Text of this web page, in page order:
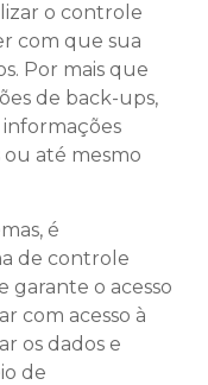
o controle
com que sua
Por mais que
de back-ups,
ou até mesmo
é
de controle
garante o acesso
com acesso à
os dados e
de